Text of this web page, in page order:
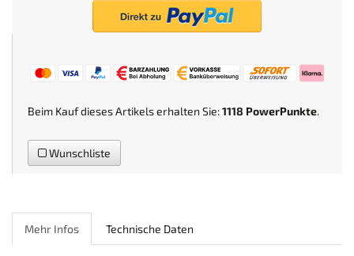
Beim Kauf dieses Artikels erhalten Sie:1118 PowerPunkte.
Wunschliste
Mehr Infos Technische Daten